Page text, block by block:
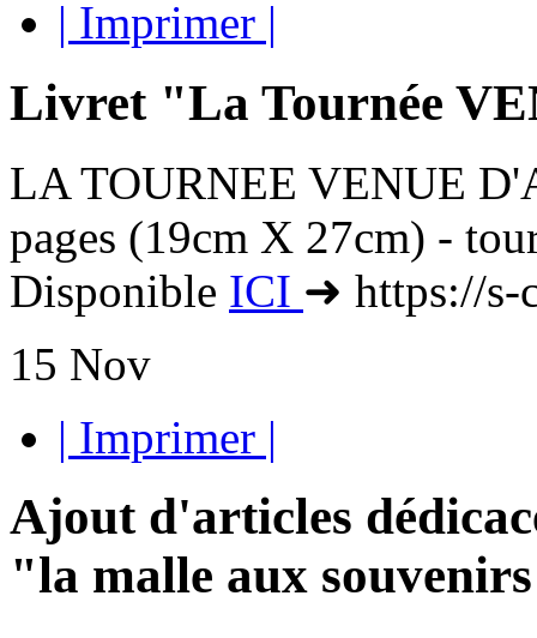
| Imprimer |
Livret "La Tournée
LA TOURNEE VENUE
pages (19cm X 27cm) -
Disponible ICI ➜ https://s-
15 Nov
| Imprimer |
Ajout d'articles
"la malle aux